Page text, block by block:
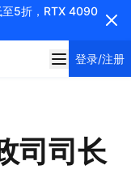
至5折，RTX 4090
登录/注册
司司长